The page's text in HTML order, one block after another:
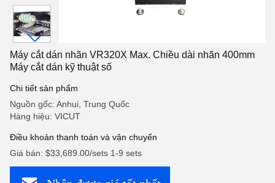
Máy cắt dán nhãn VR320X Max. Chiều dài nhãn 400mm
Máy cắt dán kỹ thuật số
Chi tiết sản phẩm
Nguồn gốc: Anhui, Trung Quốc
Hàng hiệu: VICUT
Điều khoản thanh toán và vận chuyển
Giá bán: $33,689.00/sets 1-9 sets